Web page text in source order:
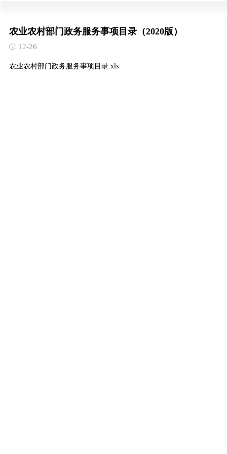
农业农村部门政务服务事项目录（2020版）
12-26
农业农村部门政务服务事项目录.xls